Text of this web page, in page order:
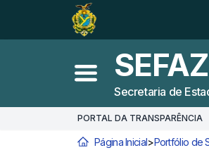
Ir para a
Busca 2
Abrir menu principal
SEFAZ
Secretaria de
PORTAL DA TRANSPARÊNCIA
Você está aqui:
Página Inicial>Portfólio de